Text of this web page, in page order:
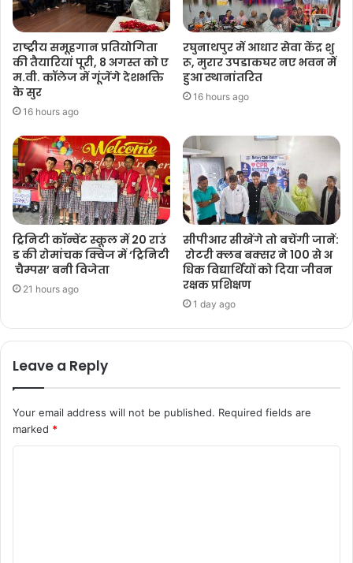
राष्ट्रीय समूहगान प्रतियोगिता
की तैयारियां पूरी, 8 अगस्त को ए
म.वी. कॉलेज में गूंजेंगे देशभक्ति
के सुर
16 hours ago
रघुनाथपुर में आधार सेवा केंद्र शु
रू, मुरार उपडाकघर नए भवन में
हुआ स्थानांतरित
16 hours ago
ट्रिनिटी कॉन्वेंट स्कूल में 20 राउं
ड की रोमांचक क्विज में ‘ट्रिनिटी
चैम्पस’ बनी विजेता
21 hours ago
सीपीआर सीखेंगे तो बचेंगी जानें:
रोटरी क्लब बक्सर ने 100 से अ
धिक विद्यार्थियों को दिया जीवन
रक्षक प्रशिक्षण
1 day ago
Leave a Reply
Your email address will not be published. Required fields are
marked *